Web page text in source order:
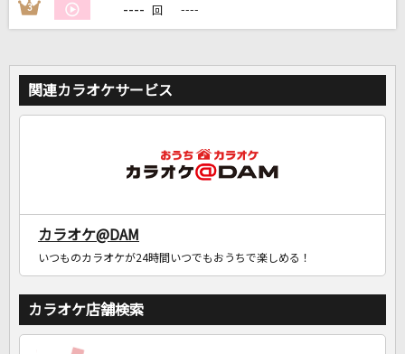
3 ---- 回 ----
関連カラオケサービス
カラオケ@DAM
いつものカラオケが24時間いつでもおうちで楽しめる！
カラオケ店舗検索